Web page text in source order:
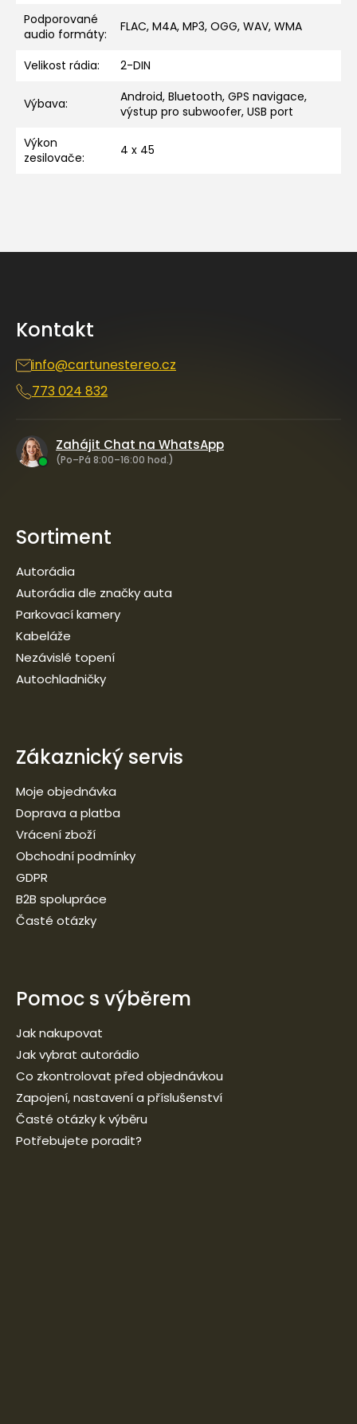
Podporované
audio formáty: FLAC, M4A, MP3, OGG, WAV, WMA
Velikost rádia: 2-DIN
Výbava:
Android, Bluetooth, GPS navigace,
výstup pro subwoofer, USB port
Výkon
zesilovače: 4 x 45
Kontakt
info@cartunestereo.cz
773 024 832
Zahájit Chat na WhatsApp
(Po–Pá 8:00–16:00 hod.)
Sortiment
Autorádia
Autorádia dle značky auta
Parkovací kamery
Kabeláže
Nezávislé topení
Autochladničky
Zákaznický servis
Moje objednávka
Doprava a platba
Vrácení zboží
Obchodní podmínky
GDPR
B2B spolupráce
Časté otázky
Pomoc s výběrem
Jak nakupovat
Jak vybrat autorádio
Co zkontrolovat před objednávkou
Zapojení, nastavení a příslušenství
Časté otázky k výběru
Potřebujete poradit?